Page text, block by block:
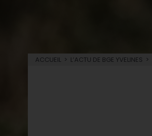
ACCUEIL > L’ACTU DE BGE YVELINES >